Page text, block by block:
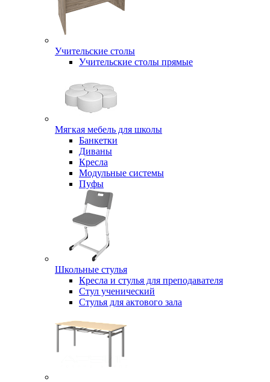
Учительские столы
Учительские столы прямые
Мягкая мебель для школы
Банкетки
Диваны
Кресла
Модульные системы
Пуфы
Школьные стулья
Кресла и стулья для преподавателя
Стул ученический
Стулья для актового зала